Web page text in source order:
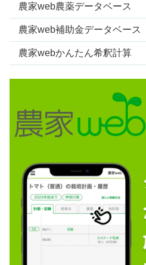
農家web農薬データベース
農家web補助金データベース
農家webかんたん希釈計算